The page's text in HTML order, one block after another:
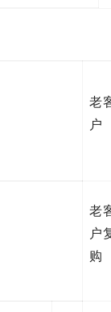
老
户
老
户
购